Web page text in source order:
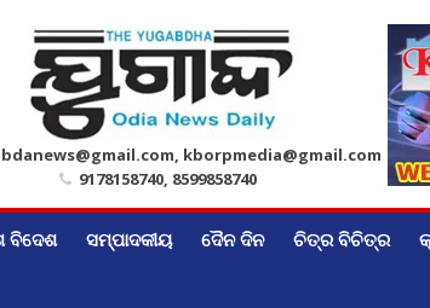
kborpmedia@gmail.com
9178158740, 8599858740
ବିଦେଶ ସମ୍ପାଦକୀୟ ଦୈନ ଦିନ ଚିତ୍ର ବିଚିତ୍ର